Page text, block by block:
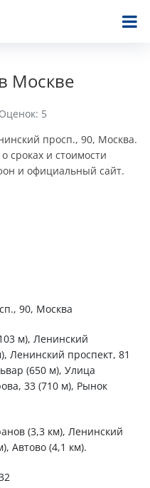
Москве
Оценок: 5
просп., 90, Москва.
сроках и стоимости
и официальный сайт.
90, Москва
м), Ленинский
Ленинский проспект, 81
(650 м), Улица
33 (710 м), Рынок
(3,3 км), Ленинский
Автово (4,1 км).